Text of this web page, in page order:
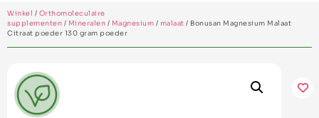
Winkel / Orthomoleculaire
supplementen / Mineralen / Magnesium / malaat / Bonusan Magnesium Malaat
Citraat poeder 130 gram poeder